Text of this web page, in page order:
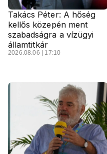
Takács Péter: A hőség
kellős közepén ment
szabadságra a vízügyi
államtitkár
2026.08.06 | 17:10